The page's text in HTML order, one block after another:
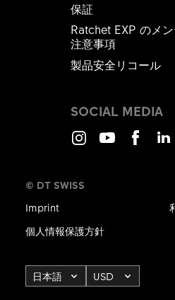
保証
Ratchet EXP のメ
注意事項
製品安全リコール
SOCIAL MEDIA
© DT SWISS
Imprint
個人情報保護方針
日本語 USD